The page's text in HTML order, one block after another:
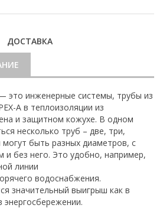
ДОСТАВКА
это инженерные системы, трубы из
A в теплоизоляции из
и защитном кожухе. В одном
несколько труб – две, три,
быть разных диаметров, с
и без него. Это удобно, например,
линии
водоснабжения.
значительный выигрыш как в